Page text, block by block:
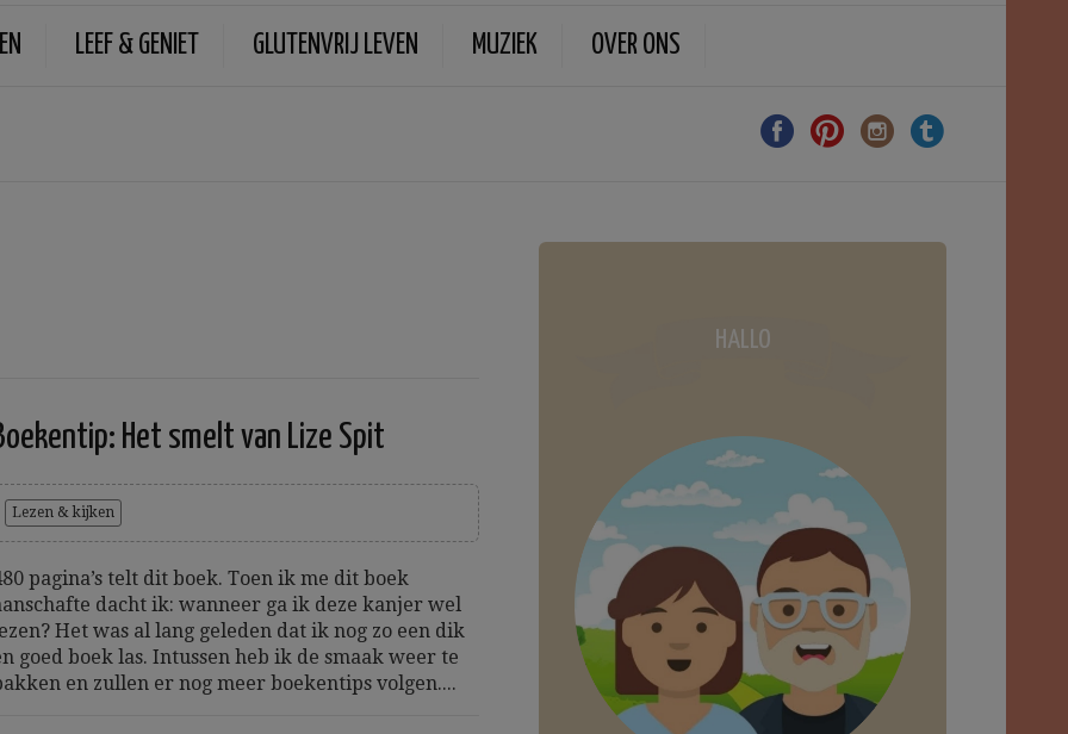
LEEF & GENIET GLUTENVRIJ LEVEN MUZIEK OVER ONS
Het smelt van Lize Spit
Lezen & kijken
pagina’s telt dit boek. Toen ik me dit boek
dacht ik: wanneer ga ik deze kanjer wel
Het was al lang geleden dat ik nog zo een dik
goed boek las. Intussen heb ik de smaak weer te
en zullen er nog meer boekentips volgen....
HALLO